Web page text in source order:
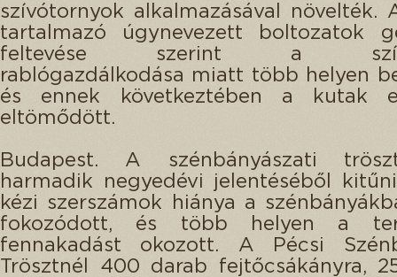
szívótornyok alkalmazásával növelték.
tartalmazó úgynevezett boltozatok
feltevése szerint a
rablógazdálkodása miatt több helyen
és ennek következtében a kutak
eltömődött.
Budapest. A szénbányászati
harmadik negyedévi jelentéséből
kézi szerszámok hiánya a
fokozódott, és több helyen a
fennakadást okozott. A Pécsi
Trösztnél 400 darab fejtőcsákányra,